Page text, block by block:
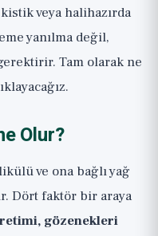
veya halihazırda
yanılma değil,
Tam olarak ne
Olur?
ve ona bağlı yağ
Dört faktör bir araya
gözenekleri